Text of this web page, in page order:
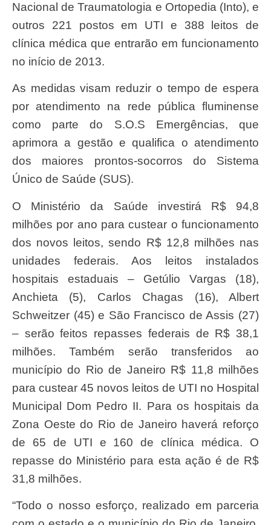
Nacional de Traumatologia e Ortopedia (Into), e
outros 221 postos em UTI e 388 leitos de
clínica médica que entrarão em funcionamento
no início de 2013.
As medidas visam reduzir o tempo de espera
por atendimento na rede pública fluminense
como parte do S.O.S Emergências, que
aprimora a gestão e qualifica o atendimento
dos maiores prontos-socorros do Sistema
Único de Saúde (SUS).
O Ministério da Saúde investirá R$ 94,8
milhões por ano para custear o funcionamento
dos novos leitos, sendo R$ 12,8 milhões nas
unidades federais. Aos leitos instalados
hospitais estaduais – Getúlio Vargas (18),
Anchieta (5), Carlos Chagas (16), Albert
Schweitzer (45) e São Francisco de Assis (27)
– serão feitos repasses federais de R$ 38,1
milhões. Também serão transferidos ao
município do Rio de Janeiro R$ 11,8 milhões
para custear 45 novos leitos de UTI no Hospital
Municipal Dom Pedro II. Para os hospitais da
Zona Oeste do Rio de Janeiro haverá reforço
de 65 de UTI e 160 de clínica médica. O
repasse do Ministério para esta ação é de R$
31,8 milhões.
“Todo o nosso esforço, realizado em parceria